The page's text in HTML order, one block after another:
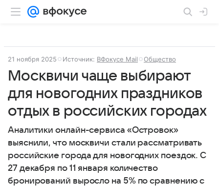
21 ноября 2025 Источник: ВФокусе Mail Общество
Москвичи чаще выбирают
для новогодних праздников
отдых в российских городах
Аналитики онлайн-сервиса «Островок»
выяснили, что москвичи стали рассматривать
российские города для новогодних поездок. С
27 декабря по 11 января количество
бронирований выросло на 5% по сравнению с